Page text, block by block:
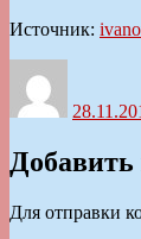
Источник:
Для отправки